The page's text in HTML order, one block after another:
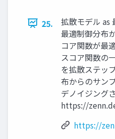
25.
拡散モデル as
最適制御分布
コア関数が最
スコア関数の
を拡散ステッ
布からのサン
デノイジング
https://
https://